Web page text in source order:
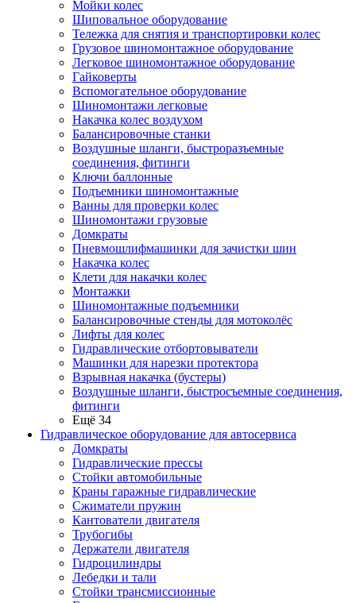
Мойки колес
Шиповальное оборудование
Тележка для снятия и транспортировки колес
Грузовое шиномонтажное оборудование
Легковое шиномонтажное оборудование
Гайковерты
Вспомогательное оборудование
Шиномонтажи легковые
Накачка колес воздухом
Балансировочные станки
Воздушные шланги, быстроразъемные
соединения, фитинги
Ключи баллонные
Подъемники шиномонтажные
Ванны для проверки колес
Шиномонтажи грузовые
Домкраты
Пневмошлифмашинки для зачистки шин
Накачка колес
Клети для накачки колес
Монтажки
Шиномонтажные подъемники
Балансировочные стенды для мотоколёс
Лифты для колес
Гидравлические отбортовыватели
Машинки для нарезки протектора
Взрывная накачка (бустеры)
Воздушные шланги, быстросъемные соединения,
фитинги
Ещё 34
Гидравлическое оборудование для автосервиса
Домкраты
Гидравлические прессы
Стойки автомобильные
Краны гаражные гидравлические
Сжиматели пружин
Кантователи двигателя
Трубогибы
Держатели двигателя
Гидроцилиндры
Лебедки и тали
Стойки трансмиссионные